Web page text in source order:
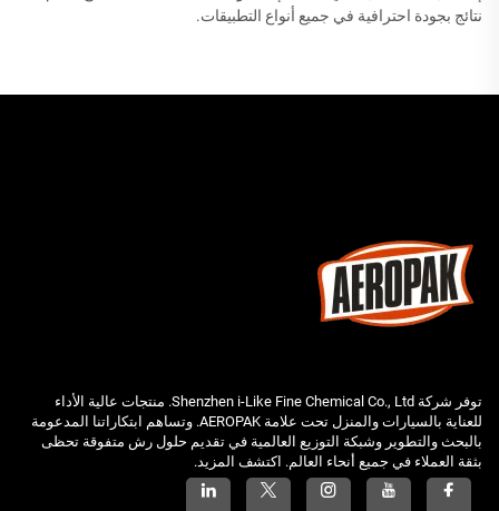
نتائج بجودة احترافية في جميع أنواع التطبيقات.
توفر شركة Shenzhen i-Like Fine Chemical Co., Ltd. منتجات عالية الأداء
للعناية بالسيارات والمنزل تحت علامة AEROPAK. وتساهم ابتكاراتنا المدعومة
بالبحث والتطوير وشبكة التوزيع العالمية في تقديم حلول رش متفوقة تحظى
بثقة العملاء في جميع أنحاء العالم. اكتشف المزيد.